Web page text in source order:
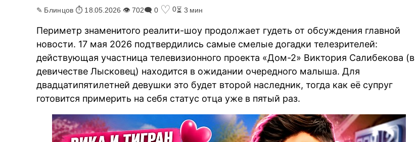
✎ Блинцов ⏱ 18.05.2026 👁 702🗨 0 ♡ 0⏳ 3 мин
Периметр знаменитого реалити-шоу продолжает гудеть от обсуждения главной
новости. 17 мая 2026 подтвердились самые смелые догадки телезрителей:
действующая участница телевизионного проекта «Дом-2» Виктория Салибекова (в
девичестве Лысковец) находится в ожидании очередного малыша. Для
двадцатипятилетней девушки это будет второй наследник, тогда как её супруг
готовится примерить на себя статус отца уже в пятый раз.